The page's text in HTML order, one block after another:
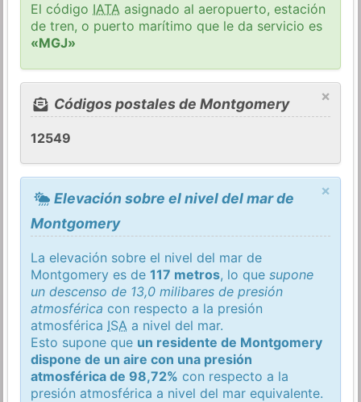
El código IATA asignado al aeropuerto, estación
de tren, o puerto marítimo que le da servicio es
«MGJ»
×
Códigos postales de Montgomery
12549
×
Elevación sobre el nivel del mar de
Montgomery
La elevación sobre el nivel del mar de
Montgomery es de117 metros, lo quesupone
un descenso de 13,0 milibares de presión
atmosférica con respecto a la presión
atmosférica ISA a nivel del mar.
Esto supone que un residente de Montgomery
dispone de un aire con una presión
atmosférica de 98,72% con respecto a la
presión atmosférica a nivel del mar equivalente.